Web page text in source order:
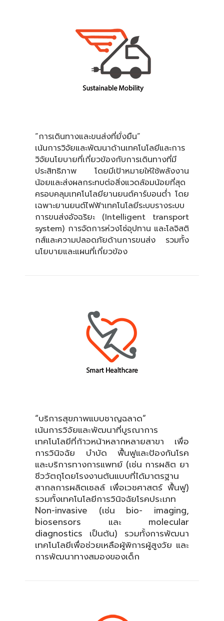
“การเดินทางและขนส่งที่ยั่งยืน”
เน้นการวิจัยและพัฒนาด้านเทคโนโลยีและการ
วิจัยนโยบายที่เกี่ยวข้องกับการเดินทางที่มี
ประสิทธิภาพ โดยมีเป้าหมายให้ใช้พลังงาน
น้อยและส่งผลกระทบต่อสิ่งแวดล้อมน้อยที่สุด
ครอบคลุมเทคโนโลยียานยนต์คาร์บอนต่ำ โดย
เฉพาะยานยนต์ไฟฟ้าเทคโนโลยีระบบรางระบบ
การขนส่งอัจฉริยะ (Intelligent transport
system) การจัดการห่วงโซ่อุปทาน และโลจิสติ
กส์และความปลอดภัยด้านการขนส่ง รวมทั้ง
นโยบายและแผนที่เกี่ยวข้อง
“บริการสุขภาพแบบชาญฉลาด”
เน้นการวิจัยและพัฒนาที่บูรณาการ
เทคโนโลยีที่ก้าวหน้าหลากหลายสาขา เพื่อ
การวินิจฉัย บำบัด ฟื้นฟูและป้องกันโรค
และบริการทางการแพทย์ (เช่น การผลิต ยา
ชีววัตถุโดยโรงงานต้นแบบที่ได้มาตรฐาน
สากลการผลิตเซลล์ เพื่อเวชศาสตร์ ฟื้นฟู)
รวมทั้งเทคโนโลยีการวินิจฉัยโรคประเภท
Non-invasive (เช่น bio- imaging,
biosensors และ molecular
diagnostics เป็นต้น) รวมทั้งการพัฒนา
เทคโนโลยีเพื่อช่วยเหลือผู้พิการผู้สูงวัย และ
การพัฒนาทางสมองของเด็ก